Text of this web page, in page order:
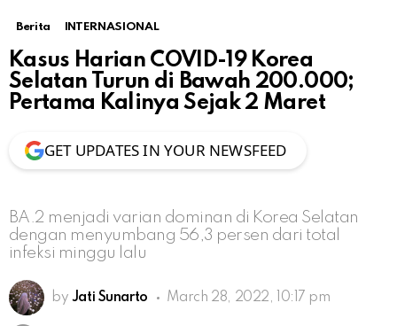
Berita INTERNASIONAL
Kasus Harian COVID-19 Korea
Selatan Turun di Bawah 200.000;
Pertama Kalinya Sejak 2 Maret
GET UPDATES IN YOUR NEWSFEED
BA.2 menjadi varian dominan di Korea Selatan
dengan menyumbang 56,3 persen dari total
infeksi minggu lalu
by Jati Sunarto March 28, 2022, 10:17 pm